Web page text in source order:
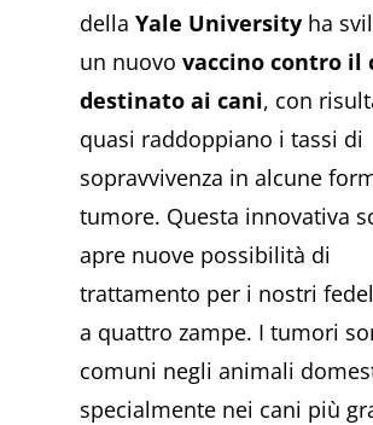
dellaYale University ha
un nuovovaccino contro il
destinato ai cani, con
quasi raddoppiano i tassi di
sopravvivenza in alcune
tumore. Questa innovativa
apre nuove possibilità di
trattamento per i nostri
a quattro zampe. I tumori
comuni negli animali
specialmente nei cani più